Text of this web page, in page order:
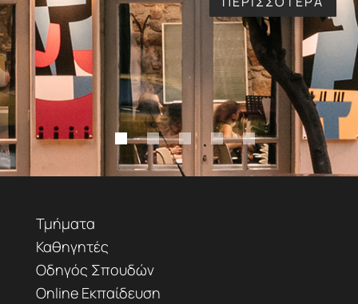
Τμήματα
Καθηγητές
Οδηγός Σπουδών
Online Εκπαίδευση